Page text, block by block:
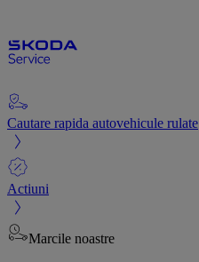
Cautare rapida autovehicule rulate
Actiuni
Marcile noastre